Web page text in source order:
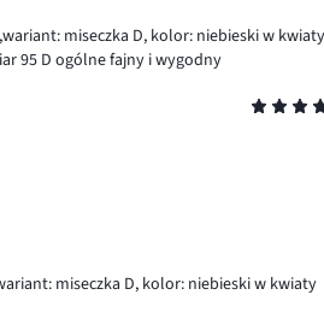
,wariant: miseczka D, kolor: niebieski w kwiaty
95 D ogólne fajny i wygodny
miseczka D, kolor: niebieski w kwiaty